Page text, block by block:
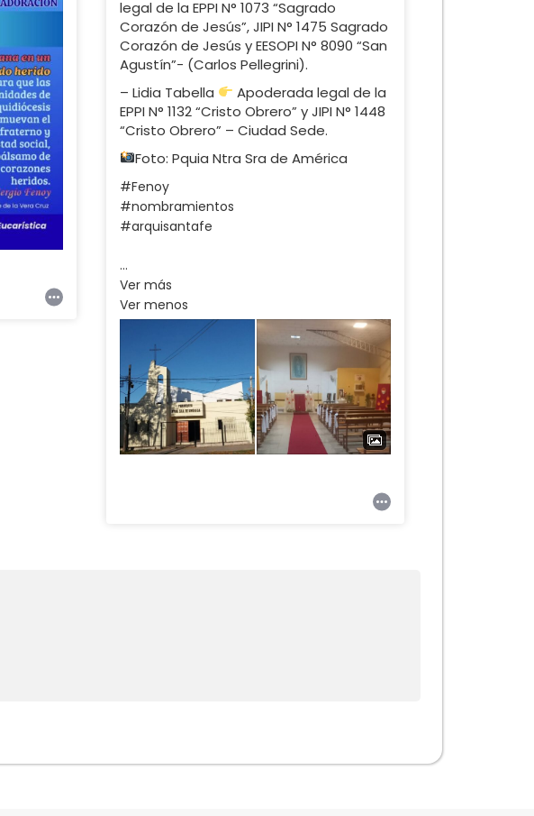
legal de la EPPI N° 1073 “Sagrado
Corazón de Jesús”, JIPI N° 1475 Sagrado
Corazón de Jesús y EESOPI N° 8090 “San
Agustín”- (Carlos Pellegrini).
– Lidia Tabella
Apoderada legal de la
EPPI N° 1132 “Cristo Obrero” y JIPI N° 1448
“Cristo Obrero” – Ciudad Sede.
Foto: Pquia Ntra Sra de América
#Fenoy
#nombramientos
#arquisantafe
…
Ver más
Ver menos